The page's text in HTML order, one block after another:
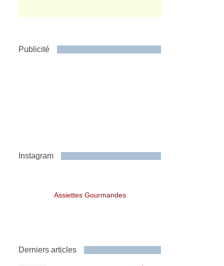
Publicité
Instagram
Assiettes Gourmandes
Derniers articles